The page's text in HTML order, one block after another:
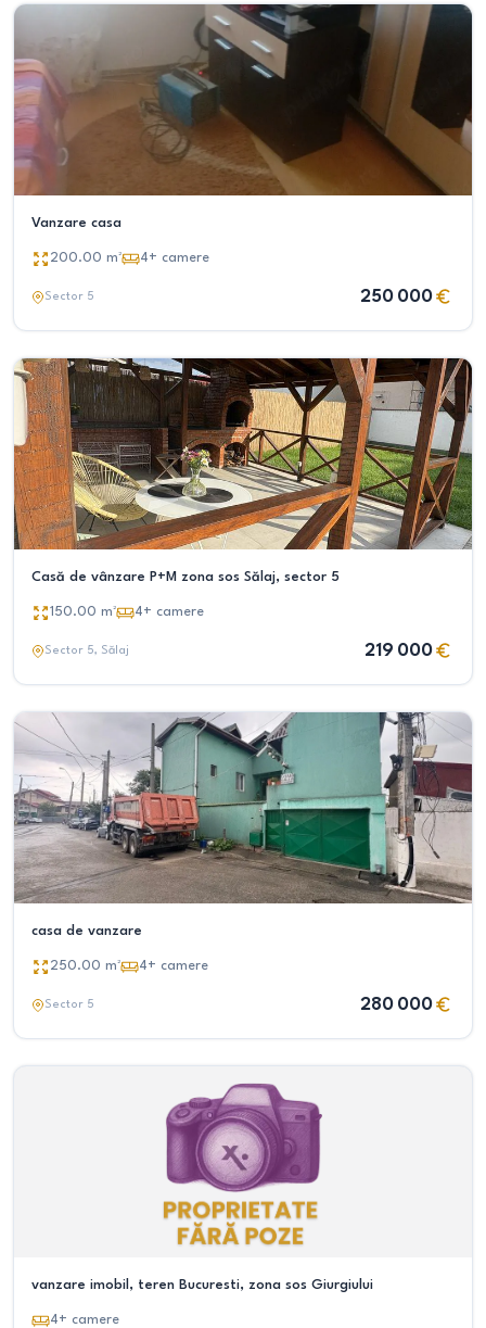
Vanzare casa
200.00 m² 4+ camere
Sector 5 250 000
Casă de vânzare P+M zona sos Sălaj, sector 5
150.00 m² 4+ camere
Sector 5, Sălaj 219 000
casa de vanzare
250.00 m² 4+ camere
Sector 5 280 000
vanzare imobil, teren Bucuresti, zona sos Giurgiului
4+ camere